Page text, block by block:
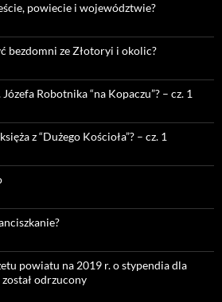
powiecie i województwie?
bezdomni ze Złotoryi i okolic?
Robotnika “na Kopaczu”? – cz. 1
z “Dużego Kościoła”? – cz. 1
powiatu na 2019 r. o stypendia dla
odrzucony